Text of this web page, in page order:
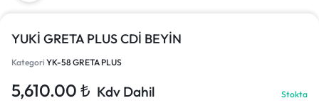
YUKİ GRETA PLUS CDİ BEYİN
Kategori YK-58 GRETA PLUS
5,610.00 ₺ Kdv Dahil Stokta